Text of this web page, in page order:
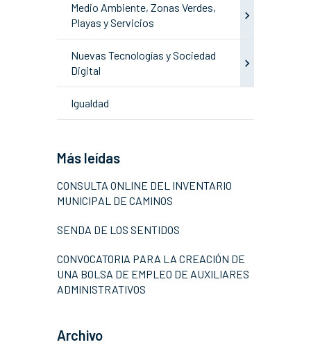
Medio Ambiente, Zonas Verdes,
Playas y Servicios
Nuevas Tecnologías y Sociedad
Digital
Igualdad
Más leídas
CONSULTA ONLINE DEL INVENTARIO
MUNICIPAL DE CAMINOS
SENDA DE LOS SENTIDOS
CONVOCATORIA PARA LA CREACIÓN DE
UNA BOLSA DE EMPLEO DE AUXILIARES
ADMINISTRATIVOS
Archivo